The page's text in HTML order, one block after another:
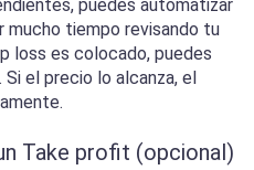
puedes automatizar
mucho tiempo revisando tu
loss es colocado, puedes
el precio lo alcanza, el
Take profit (opcional)